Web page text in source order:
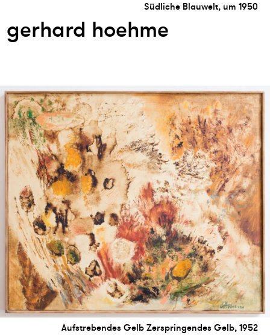
Südliche Blauwelt, um 1950
gerhard hoehme
Aufstrebendes Gelb Zerspringendes Gelb, 1952